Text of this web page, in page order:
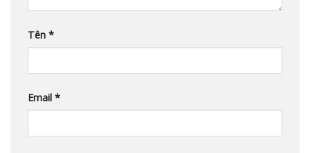
Tên *
Email *